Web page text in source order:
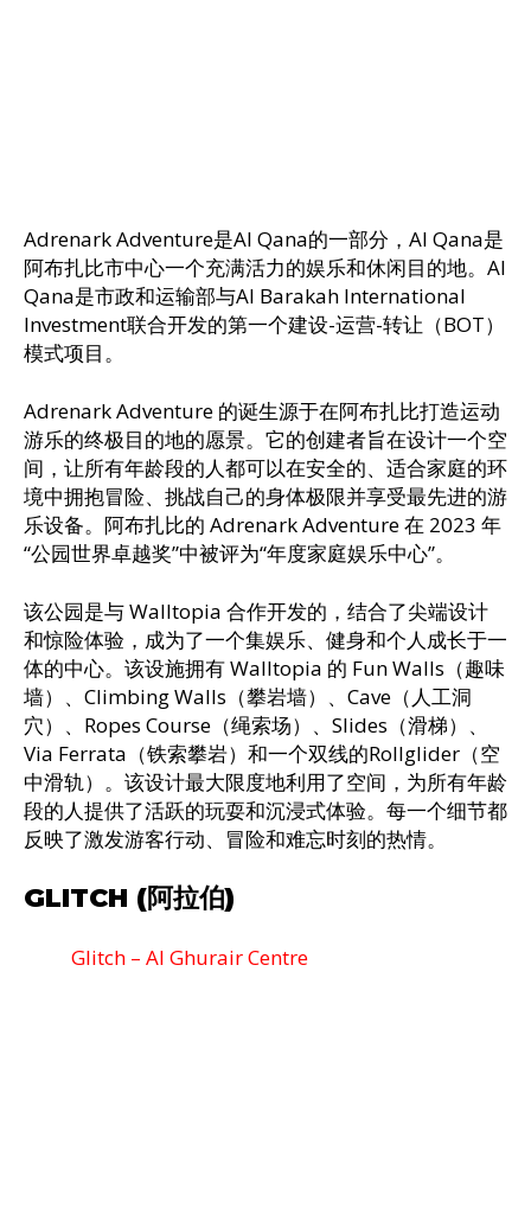
Adrenark Adventure是Al Qana的一部分，Al Qana是
阿布扎比市中心一个充满活力的娱乐和休闲目的地。Al
Qana是市政和运输部与Al Barakah International
Investment联合开发的第一个建设-运营-转让（BOT）
模式项目。
Adrenark Adventure 的诞生源于在阿布扎比打造运动
游乐的终极目的地的愿景。它的创建者旨在设计一个空
间，让所有年龄段的人都可以在安全的、适合家庭的环
境中拥抱冒险、挑战自己的身体极限并享受最先进的游
乐设备。阿布扎比的 Adrenark Adventure 在 2023 年
“公园世界卓越奖”中被评为“年度家庭娱乐中心”。
该公园是与 Walltopia 合作开发的，结合了尖端设计
和惊险体验，成为了一个集娱乐、健身和个人成长于一
体的中心。该设施拥有 Walltopia 的 Fun Walls（趣味
墙）、Climbing Walls（攀岩墙）、Cave（人工洞
穴）、Ropes Course（绳索场）、Slides（滑梯）、
Via Ferrata（铁索攀岩）和一个双线的Rollglider（空
中滑轨）。该设计最大限度地利用了空间，为所有年龄
段的人提供了活跃的玩耍和沉浸式体验。每一个细节都
反映了激发游客行动、冒险和难忘时刻的热情。
GLITCH (阿拉伯)
Glitch – Al Ghurаir Centre